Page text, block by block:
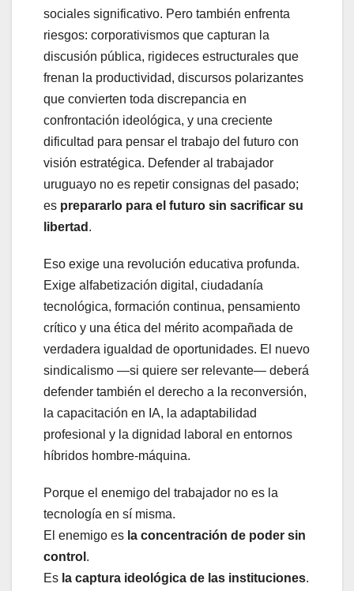
sociales significativo. Pero también enfrenta
riesgos: corporativismos que capturan la
discusión pública, rigideces estructurales que
frenan la productividad, discursos polarizantes
que convierten toda discrepancia en
confrontación ideológica, y una creciente
dificultad para pensar el trabajo del futuro con
visión estratégica. Defender al trabajador
uruguayo no es repetir consignas del pasado;
es prepararlo para el futuro sin sacrificar su
libertad .
Eso exige una revolución educativa profunda.
Exige alfabetización digital, ciudadanía
tecnológica, formación continua, pensamiento
crítico y una ética del mérito acompañada de
verdadera igualdad de oportunidades. El nuevo
sindicalismo —si quiere ser relevante— deberá
defender también el derecho a la reconversión,
la capacitación en IA, la adaptabilidad
profesional y la dignidad laboral en entornos
híbridos hombre-máquina.
Porque el enemigo del trabajador no es la
tecnología en sí misma.
El enemigo es la concentración de poder sin
control .
Es la captura ideológica de las instituciones.